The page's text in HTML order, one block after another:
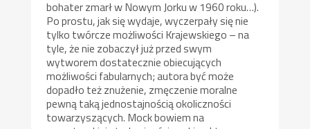
bohater zmarł w Nowym Jorku w 1960 roku…).
Po prostu, jak się wydaje, wyczerpały się nie
tylko twórcze możliwości Krajewskiego – na
tyle, że nie zobaczył już przed swym
wytworem dostatecznie obiecujących
możliwości fabularnych; autora być może
dopadło też znużenie, zmęczenie moralne
pewną taką jednostajnością okoliczności
towarzyszących. Mock bowiem na